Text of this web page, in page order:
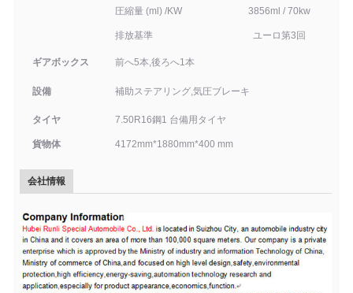
圧縮量 (ml) /KW 3856ml / 70kw
排放基準 ユーロ第3回
ギアボックス 前へ5本,後ろへ1本
設備 補助ステアリング,気圧ブレーキ
タイヤ 7.50R16鋼1 台備用タイヤ
貨物体 4172mm*1880mm*400 mm
会社情報